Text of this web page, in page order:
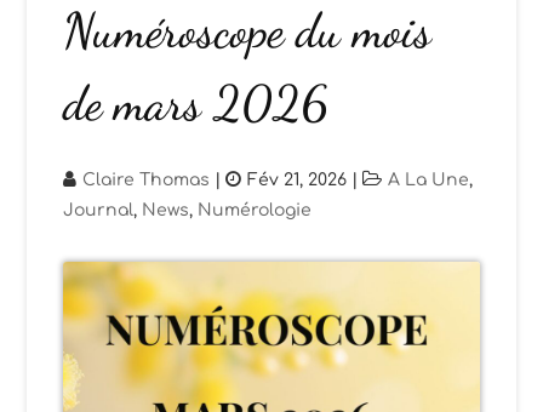
Numéroscope du mois
de mars 2026
Claire Thomas | Fév 21, 2026 | A La Une,
Journal, News, Numérologie